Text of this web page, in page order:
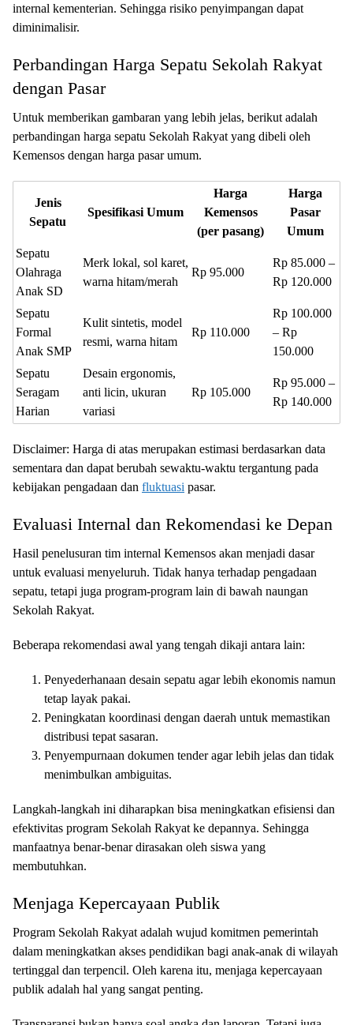
internal kementerian. Sehingga risiko penyimpangan dapat
diminimalisir.
Perbandingan Harga Sepatu Sekolah Rakyat
dengan Pasar
Untuk memberikan gambaran yang lebih jelas, berikut adalah
perbandingan harga sepatu Sekolah Rakyat yang dibeli oleh
Kemensos dengan harga pasar umum.
Jenis
Sepatu
Spesifikasi Umum
Harga
Kemensos
(per pasang)
Harga
Pasar
Umum
Sepatu
Olahraga
Anak SD
Merk lokal, sol karet,
warna hitam/merah
Rp 95.000
Rp 85.000 –
Rp 120.000
Sepatu
Formal
Anak SMP
Kulit sintetis, model
resmi, warna hitam
Rp 110.000
Rp 100.000
– Rp
150.000
Sepatu
Seragam
Harian
Desain ergonomis,
anti licin, ukuran
variasi
Rp 105.000
Rp 95.000 –
Rp 140.000
Disclaimer: Harga di atas merupakan estimasi berdasarkan data
sementara dan dapat berubah sewaktu-waktu tergantung pada
kebijakan pengadaan dan fluktuasi pasar.
Evaluasi Internal dan Rekomendasi ke Depan
Hasil penelusuran tim internal Kemensos akan menjadi dasar
untuk evaluasi menyeluruh. Tidak hanya terhadap pengadaan
sepatu, tetapi juga program-program lain di bawah naungan
Sekolah Rakyat.
Beberapa rekomendasi awal yang tengah dikaji antara lain:
Penyederhanaan desain sepatu agar lebih ekonomis namun
tetap layak pakai.
Peningkatan koordinasi dengan daerah untuk memastikan
distribusi tepat sasaran.
Penyempurnaan dokumen tender agar lebih jelas dan tidak
menimbulkan ambiguitas.
Langkah-langkah ini diharapkan bisa meningkatkan efisiensi dan
efektivitas program Sekolah Rakyat ke depannya. Sehingga
manfaatnya benar-benar dirasakan oleh siswa yang
membutuhkan.
Menjaga Kepercayaan Publik
Program Sekolah Rakyat adalah wujud komitmen pemerintah
dalam meningkatkan akses pendidikan bagi anak-anak di wilayah
tertinggal dan terpencil. Oleh karena itu, menjaga kepercayaan
publik adalah hal yang sangat penting.